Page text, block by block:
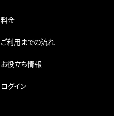
料金
ご利用までの流れ
お役立ち情報
ログイン